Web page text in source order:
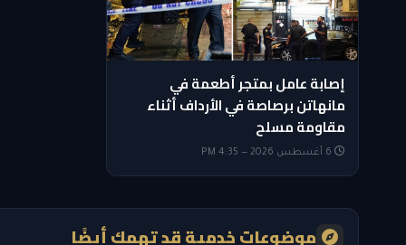
إصابة عامل بمتجر أطعمة في
مانهاتن برصاصة في الأرداف أثناء
مقاومة مسلح
موضوعات خدمية قد تهمك أيضًا